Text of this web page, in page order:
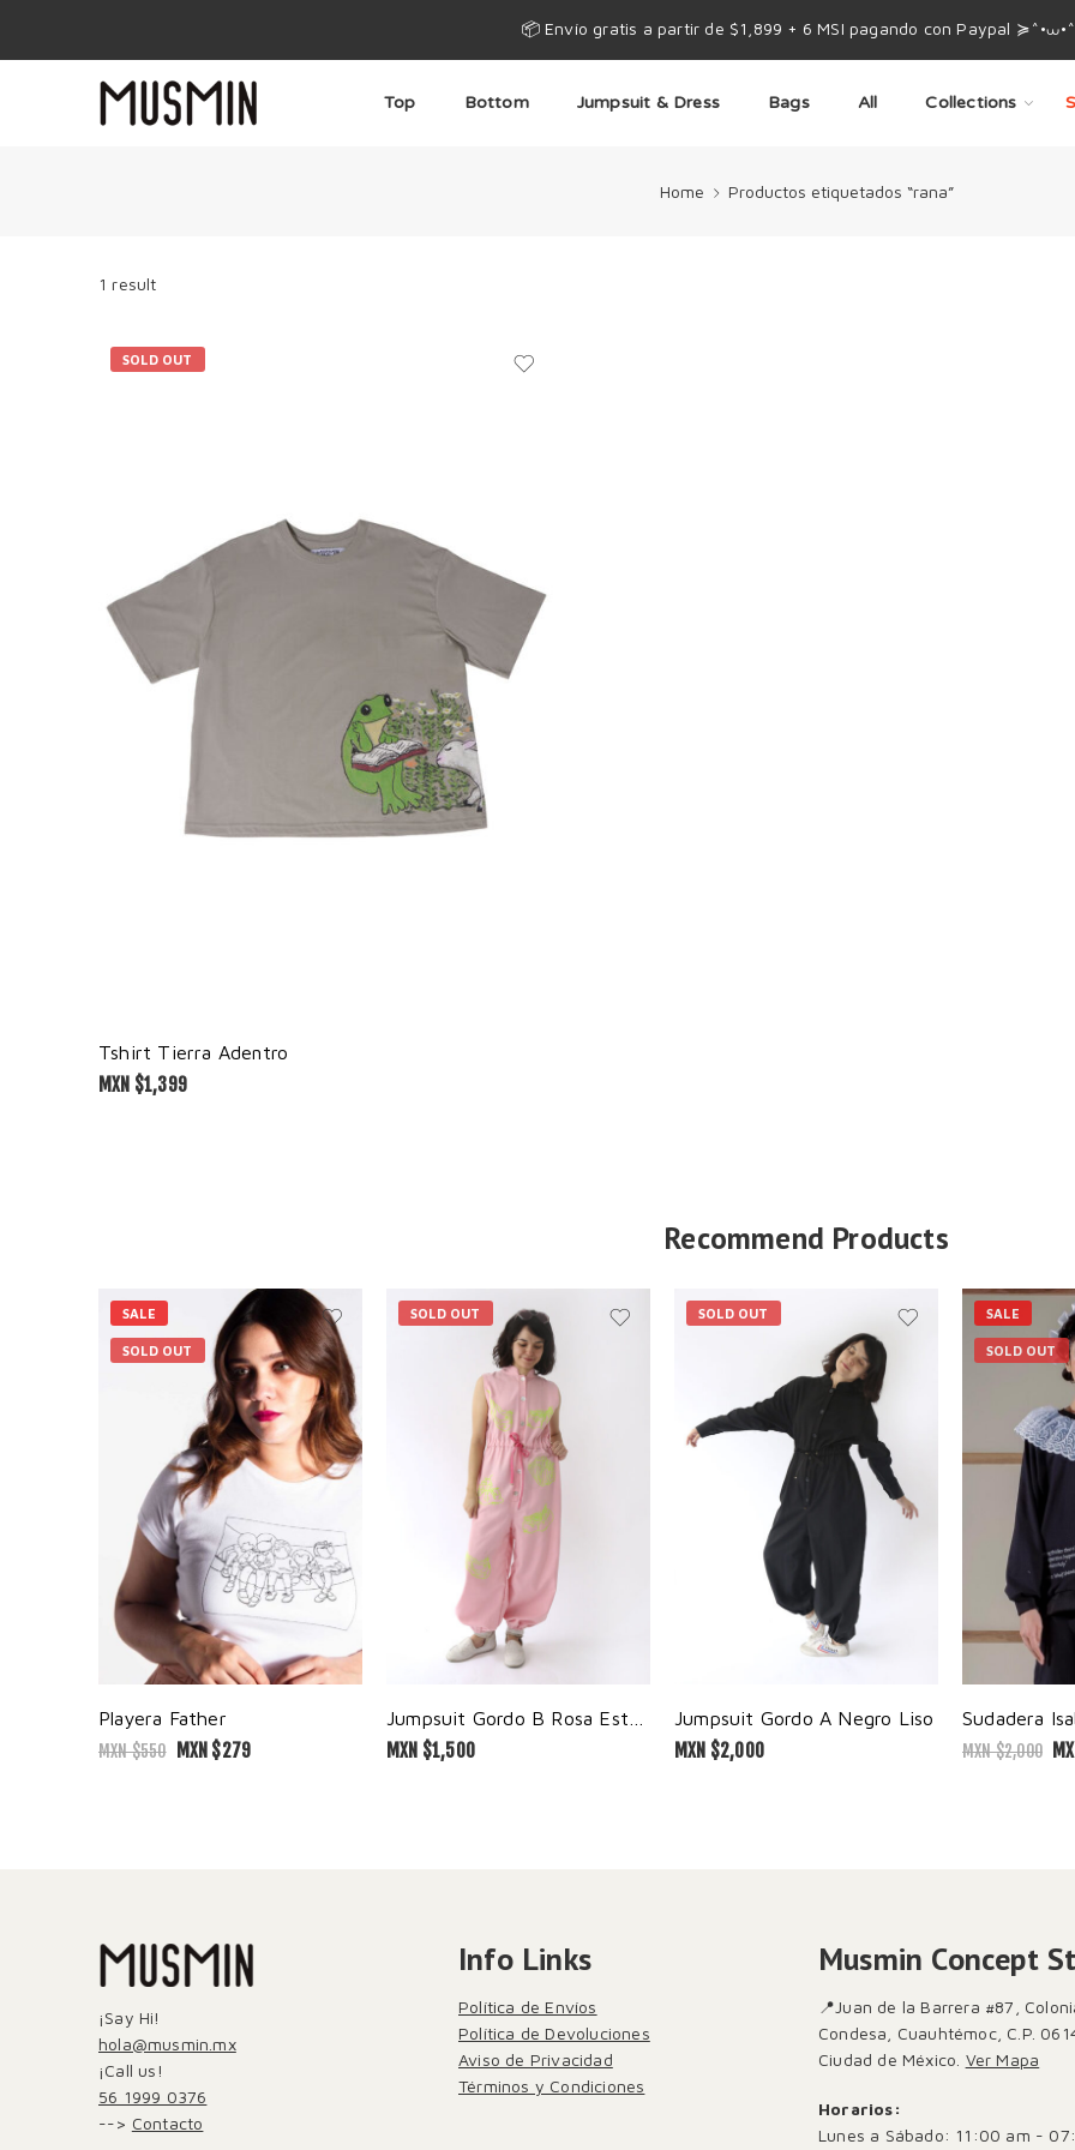
📦 Envío gratis a partir de $1,899 + 6 MSI pagando con Paypal
Top Bottom Jumpsuit & Dress Bags All Collections
Home Productos etiquetados “rana”
1 result
SOLD OUT
Tshirt Tierra Adentro
MXN $1,399
Recommend Products
SALE
SOLD OUT
Playera Father
MXN $550 MXN $279
SOLD OUT
MXN $1,500
SOLD OUT
Jumpsuit Gordo A Negro Liso
MXN $2,000
SALE
SOLD OUT
Sudadera
MXN $2,000
¡Say Hi!
hola@musmin.mx
¡Call us!
56 1999 0376
--> Contacto
Info Links
Política de Envíos
Política de Devoluciones
Aviso de Privacidad
Términos y Condiciones
Musmin Concept
📍Juan de la Barrera #87,
Condesa, Cuauhtémoc, C.P.
Ciudad de México. Ver Mapa
Horarios:
Lunes a Sábado: 11:00 am -